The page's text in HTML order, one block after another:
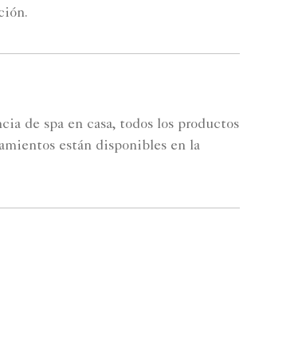
de spa en casa, todos los productos
están disponibles en la